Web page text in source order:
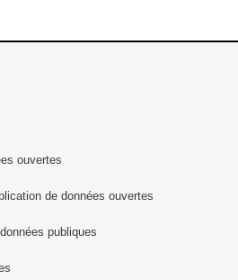
ouvertes
de données ouvertes
publiques